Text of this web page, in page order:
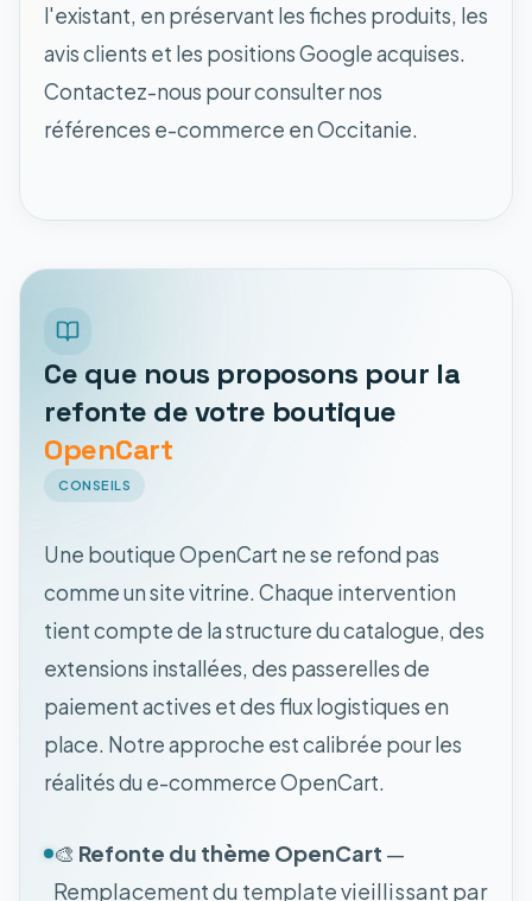
l'existant, en préservant les fiches produits, les
avis clients et les positions Google acquises.
Contactez-nous pour consulter nos
références e-commerce en Occitanie.
Ce que nous proposons pour la
refonte de votre boutique
OpenCart
CONSEILS
Une boutique OpenCart ne se refond pas
comme un site vitrine. Chaque intervention
tient compte de la structure du catalogue, des
extensions installées, des passerelles de
paiement actives et des flux logistiques en
place. Notre approche est calibrée pour les
réalités du e-commerce OpenCart.
🎨 Refonte du thème OpenCart —
Remplacement du template vieillissant par